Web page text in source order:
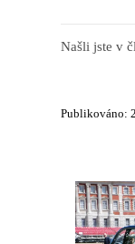
Našli jste v
Publikováno: